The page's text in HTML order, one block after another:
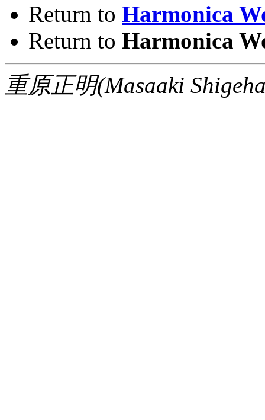
Return to Harmonica
Return to Harmonica
重原正明(Masaaki